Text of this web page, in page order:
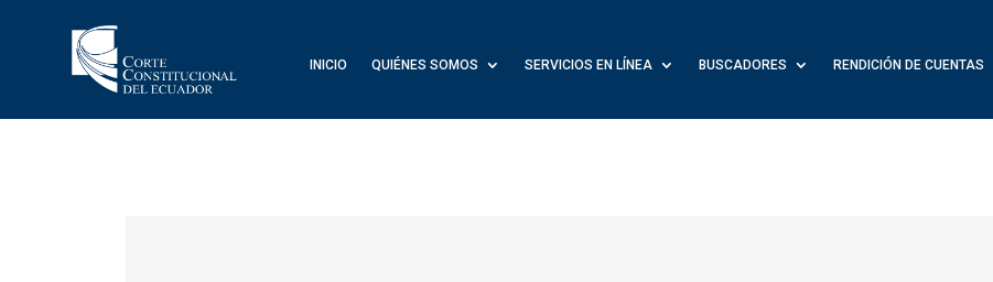
INICIO QUIÉNES SOMOS SERVICIOS EN LÍNEA BUSCADORES RENDICIÓN DE CUENTAS